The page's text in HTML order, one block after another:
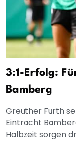
3:1-Erfolg:
Bamberg
Greuther Fürth
Eintracht
Halbzeit sorgen